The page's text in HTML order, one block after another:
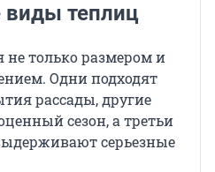
теплиц
только размером и
Одни подходят
рассады, другие
сезон, а третьи
серьезные